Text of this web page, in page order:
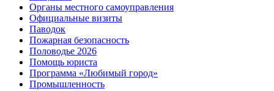
Органы местного самоуправления
Официальные визиты
Паводок
Пожарная безопасность
Половодье 2026
Помощь юриста
Программа «Любимый город»
Промышленность